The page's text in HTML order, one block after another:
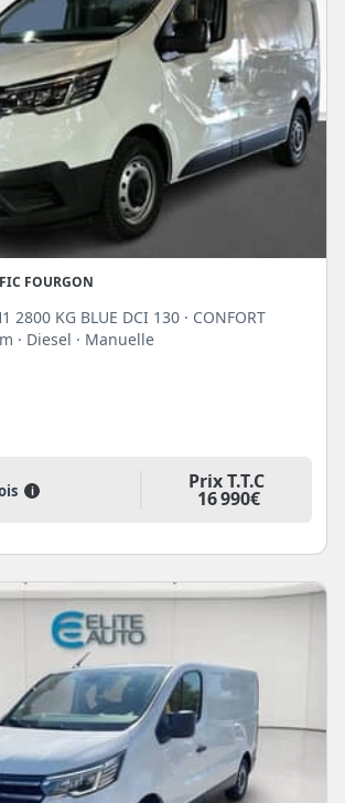
FOURGON
2800 KG BLUE DCI 130 · CONFORT
· Diesel · Manuelle
i Prix T.T.C
16 990€